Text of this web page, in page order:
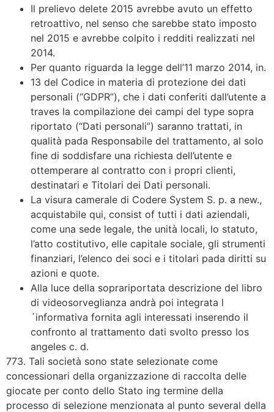
Il prelievo delete 2015 avrebbe avuto un effetto
retroattivo, nel senso che sarebbe stato imposto
nel 2015 e avrebbe colpito i redditi realizzati nel
2014.
Per quanto riguarda la legge dell’11 marzo 2014, in.
13 del Codice in materia di protezione dei dati
personali (“GDPR”), che i dati conferiti dall’utente a
traves la compilazione dei campi del type sopra
riportato (“Dati personali”) saranno trattati, in
qualità pada Responsabile del trattamento, al solo
fine di soddisfare una richiesta dell’utente e
ottemperare al contratto con i propri clienti,
destinatari e Titolari dei Dati personali.
La visura camerale di Codere System S. p. a new.,
acquistabile qui, consist of tutti i dati aziendali,
come una sede legale, the unità locali, lo statuto,
l’atto costitutivo, elle capitale sociale, gli strumenti
finanziari, l’elenco dei soci e i titolari pada diritti su
azioni e quote.
Alla luce della soprariportata descrizione del libro
di videosorveglianza andrà poi integrata l
´informativa fornita agli interessati inserendo il
confronto al trattamento dati svolto presso los
angeles c. d.
773. Tali società sono state selezionate come
concessionari della organizzazione di raccolta delle
giocate per conto dello Stato ing termine della
processo di selezione menzionata al punto several della